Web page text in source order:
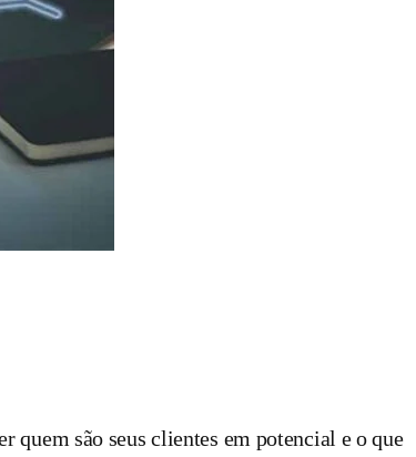
quem são seus clientes em potencial e o que